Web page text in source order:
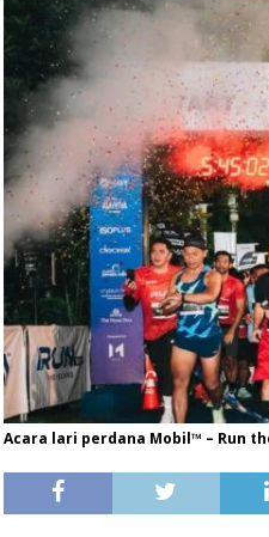
Acara lari perdana Mobil™ – Run